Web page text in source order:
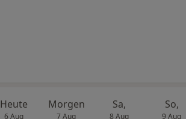
Heute
6 Aug
Morgen
7 Aug
Sa,
8 Aug
So,
9 Aug